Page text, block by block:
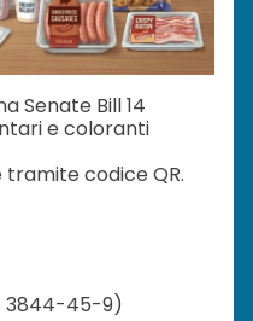
Senate Bill 14
e coloranti
codice QR.
3844-45-9)